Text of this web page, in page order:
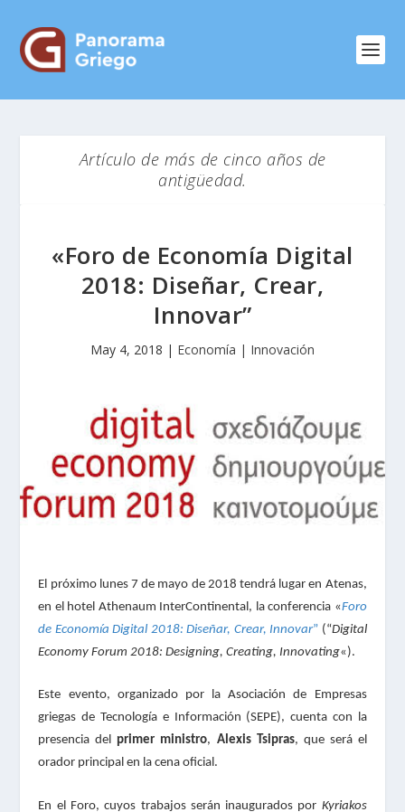
Artículo de más de cinco años de
antigüedad.
«Foro de Economía Digital
2018: Diseñar, Crear,
Innovar”
May 4, 2018 | Economía | Innovación
El próximo lunes 7 de mayo de 2018 tendrá lugar en Atenas,
en el hotel Athenaum InterContinental, la conferencia «Foro
de Economía Digital 2018: Diseñar, Crear, Innovar” (“Digital
Economy Forum 2018: Designing, Creating, Innovating«).
Este evento, organizado por la Asociación de Empresas
griegas de Tecnología e Información (SEPE), cuenta con la
presencia del primer ministro, Alexis Tsipras, que será el
orador principal en la cena oficial.
En el Foro, cuyos trabajos serán inaugurados por Kyriakos